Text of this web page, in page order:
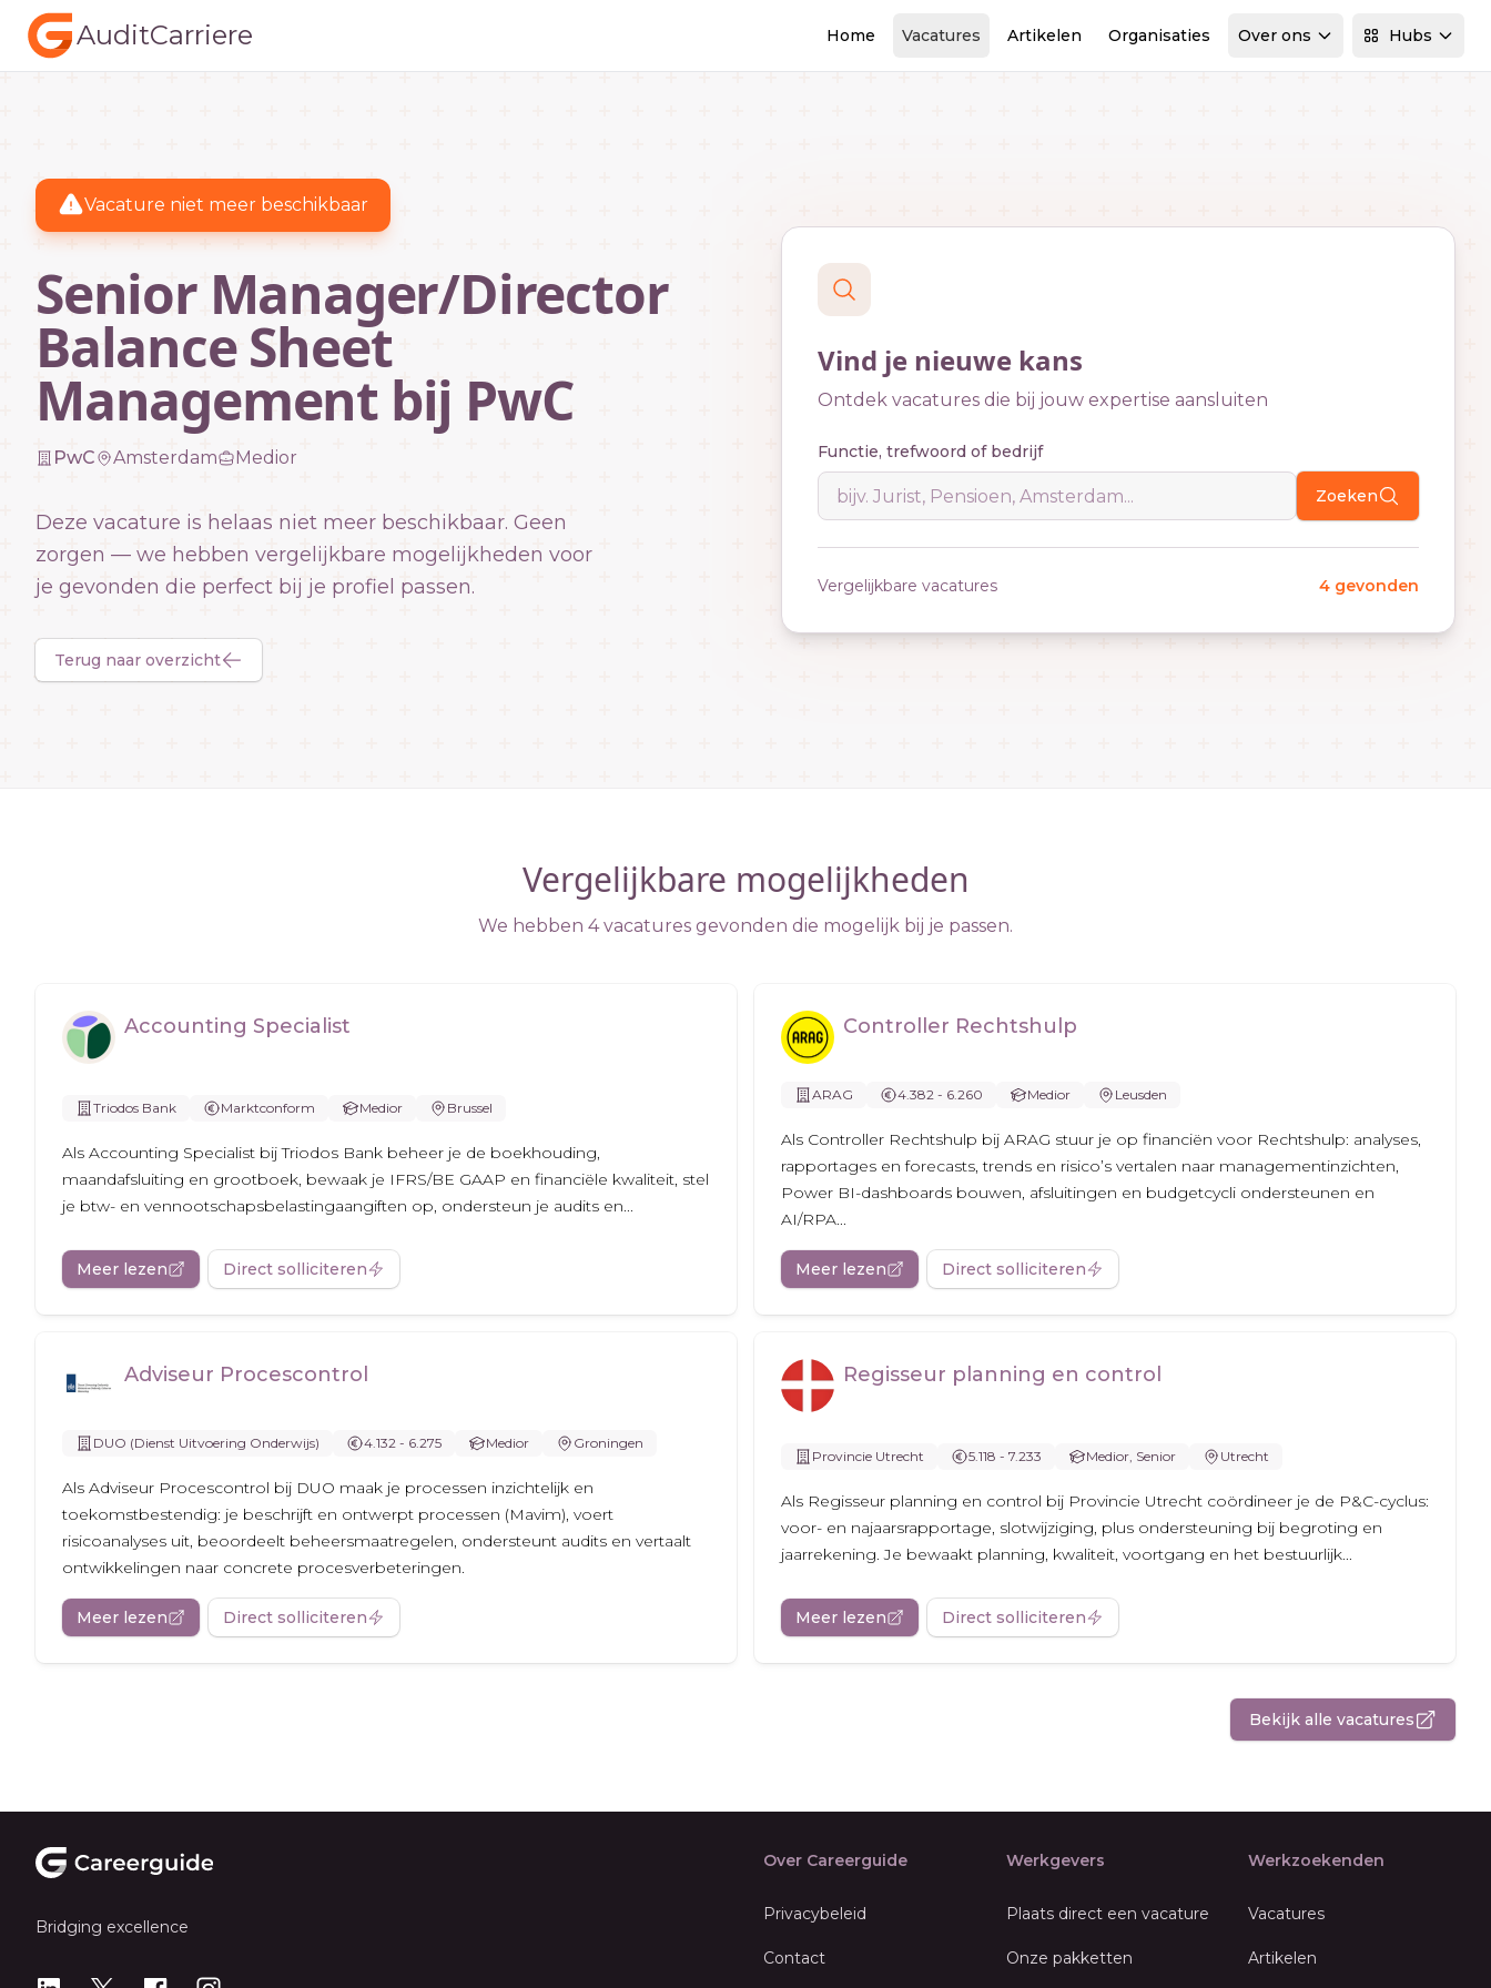
AuditCarriere Home Vacatures Artikelen Organisaties Over ons Hubs
Vacature niet meer beschikbaar
Senior Manager/Director
Balance Sheet
Management bij PwC
PwC Amsterdam Medior
Deze vacature is helaas niet meer beschikbaar. Geen
zorgen — we hebben vergelijkbare mogelijkheden voor
je gevonden die perfect bij je profiel passen.
Terug naar overzicht
Vind je nieuwe kans
Ontdek vacatures die bij jouw expertise aansluiten
Functie, trefwoord of bedrijf
Zoeken
Vergelijkbare vacatures 4 gevonden
Vergelijkbare mogelijkheden
We hebben 4 vacatures gevonden die mogelijk bij je passen.
Accounting Specialist
Triodos Bank Marktconform Medior Brussel
Als Accounting Specialist bij Triodos Bank beheer je de boekhouding,
maandafsluiting en grootboek, bewaak je IFRS/BE GAAP en financiële kwaliteit, stel
je btw- en vennootschapsbelastingaangiften op, ondersteun je audits en...
Meer lezen Direct solliciteren
Controller Rechtshulp
ARAG 4.382 - 6.260 Medior Leusden
Als Controller Rechtshulp bij ARAG stuur je op financiën voor Rechtshulp: analyses,
rapportages en forecasts, trends en risico’s vertalen naar managementinzichten,
Power BI-dashboards bouwen, afsluitingen en budgetcycli ondersteunen en
AI/RPA...
Meer lezen Direct solliciteren
Adviseur Procescontrol
DUO (Dienst Uitvoering Onderwijs) 4.132 - 6.275 Medior Groningen
Als Adviseur Procescontrol bij DUO maak je processen inzichtelijk en
toekomstbestendig: je beschrijft en ontwerpt processen (Mavim), voert
risicoanalyses uit, beoordeelt beheersmaatregelen, ondersteunt audits en vertaalt
ontwikkelingen naar concrete procesverbeteringen.
Meer lezen Direct solliciteren
Regisseur planning en control
Provincie Utrecht 5.118 - 7.233 Medior, Senior Utrecht
Als Regisseur planning en control bij Provincie Utrecht coördineer je de P&C-cyclus:
voor- en najaarsrapportage, slotwijziging, plus ondersteuning bij begroting en
jaarrekening. Je bewaakt planning, kwaliteit, voortgang en het bestuurlijk...
Meer lezen Direct solliciteren
Bekijk alle vacatures
Bridging excellence
Over Careerguide
Privacybeleid
Contact
Werkgevers
Plaats direct een vacature
Onze pakketten
Werkzoekenden
Vacatures
Artikelen